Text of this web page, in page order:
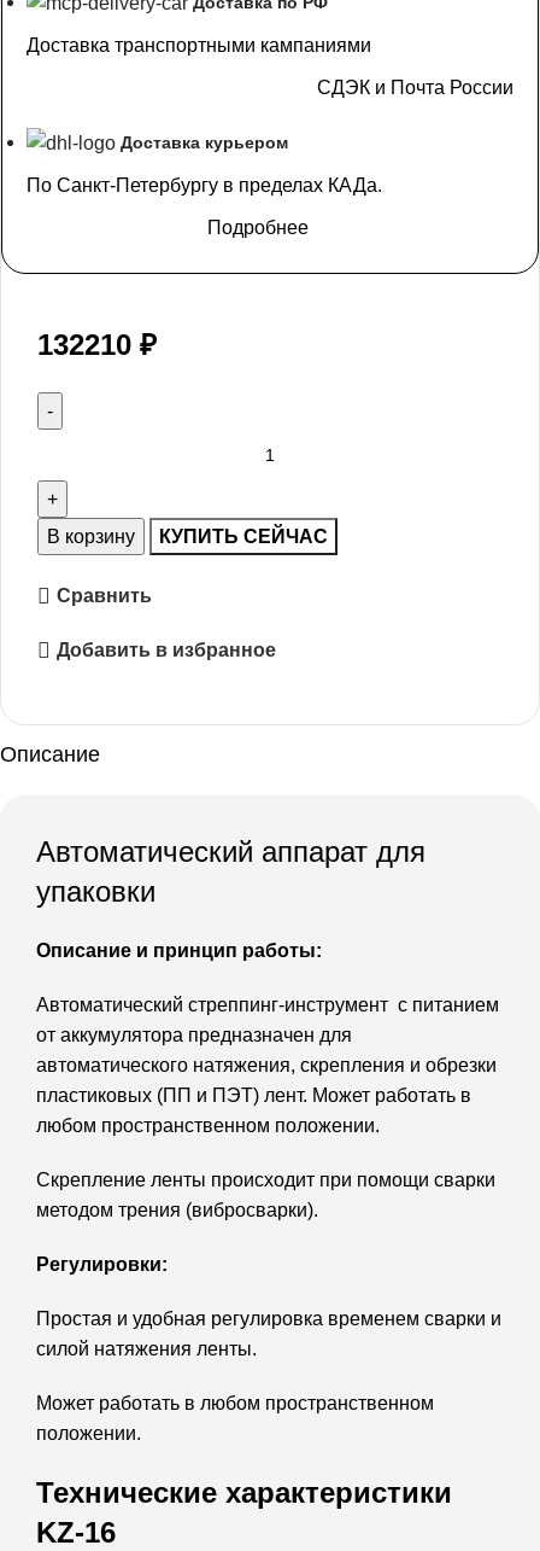
Доставка транспортными кампаниями
СДЭК и Почта России
Доставка курьером
По Санкт-Петербургу в пределах КАДа.
Подробнее
132210 ₽
В корзину КУПИТЬ СЕЙЧАС
Сравнить
Добавить в избранное
Описание
Автоматический аппарат для
упаковки
Описание и принцип работы:
Автоматический стреппинг-инструмент с питанием
от аккумулятора предназначен для
автоматического натяжения, скрепления и обрезки
пластиковых (ПП и ПЭТ) лент. Может работать в
любом пространственном положении.
Скрепление ленты происходит при помощи сварки
методом трения (вибросварки).
Регулировки:
Простая и удобная регулировка временем сварки и
силой натяжения ленты.
Может работать в любом пространственном
положении.
Технические характеристики
KZ-16